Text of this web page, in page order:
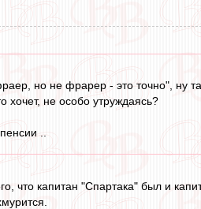
но не фрарер - это точно", ну
хочет, не особо утруждаясь?
..
что капитан "Спартака" был и